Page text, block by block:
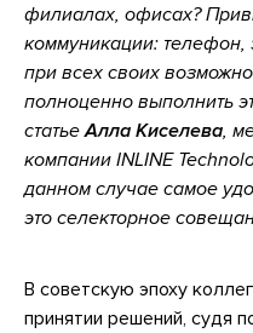
филиалах, офисах?
коммуникации: телефон,
при всех своих
полноценно выполнить
статьеАлла Киселева,
компании INLINE
данном случае самое
это селекторное
В советскую эпоху
принятии решений, судя